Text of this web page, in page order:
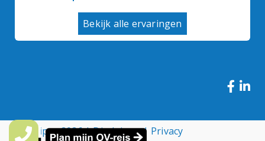
Bekijk alle ervaringen
© Medipro 2026 |Disclaimer| Privacy